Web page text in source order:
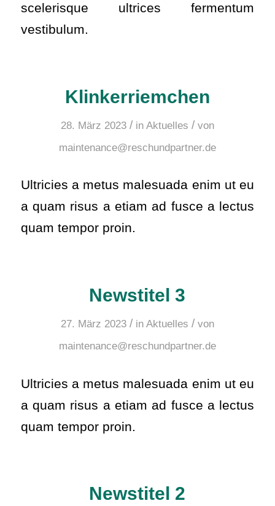
scelerisque ultrices fermentum
vestibulum.
Klinkerriemchen
28. März 2023 / in Aktuelles / von
maintenance@reschundpartner.de
Ultricies a metus malesuada enim ut eu
a quam risus a etiam ad fusce a lectus
quam tempor proin.
Newstitel 3
27. März 2023 / in Aktuelles / von
maintenance@reschundpartner.de
Ultricies a metus malesuada enim ut eu
a quam risus a etiam ad fusce a lectus
quam tempor proin.
Newstitel 2